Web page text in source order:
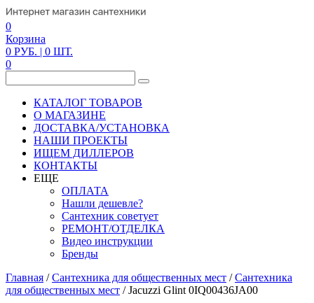
0
Корзина
0 РУБ. | 0 ШТ.
0
КАТАЛОГ ТОВАРОВ
О МАГАЗИНЕ
ДОСТАВКА/УСТАНОВКА
НАШИ ПРОЕКТЫ
ИЩЕМ ДИЛЛЕРОВ
КОНТАКТЫ
ЕЩЕ
ОПЛАТА
Нашли дешевле?
Сантехник советует
РЕМОНТ/ОТДЕЛКА
Видео инструкции
Бренды
Главная /Сантехника для общественных мест /Сантехника
для общественных мест /Jacuzzi Glint 0IQ00436JA00